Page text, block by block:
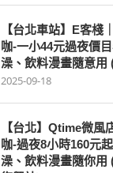
【台北車站】E客棧
咖-一小44元過夜價
澡、飲料漫畫隨意用
2025-09-18
【台北】Qtime微風
咖-過夜8小時160元
澡、飲料漫畫隨你用